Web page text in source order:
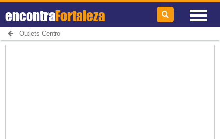
encontraFortaleza
Outlets Centro